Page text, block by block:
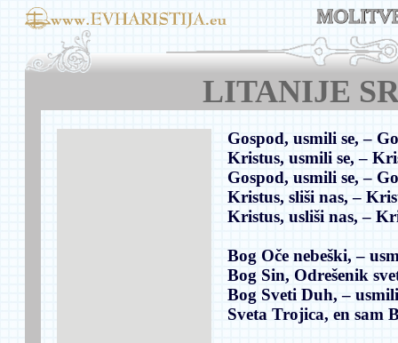
LITANIJE
Gospod, usmili se,–
Kristus, usmili se,–
Gospod, usmili se,–
Kristus, sliši nas,–
Kristus, usliši nas,–
Bog Oče nebeški,–
Bog Sin, Odrešenik
Bog Sveti Duh,–
Sveta Trojica, en sam